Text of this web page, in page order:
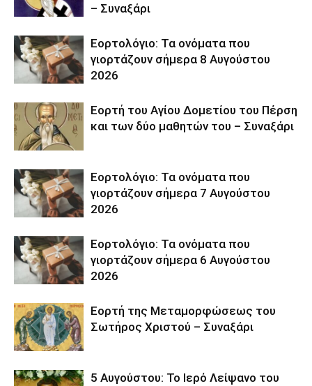
– Συναξάρι
Εορτολόγιο: Τα ονόματα που
γιορτάζουν σήμερα 8 Αυγούστου
2026
Εορτή του Αγίου Δομετίου του Πέρση
και των δύο μαθητών του – Συναξάρι
Εορτολόγιο: Τα ονόματα που
γιορτάζουν σήμερα 7 Αυγούστου
2026
Εορτολόγιο: Τα ονόματα που
γιορτάζουν σήμερα 6 Αυγούστου
2026
Εορτή της Μεταμορφώσεως του
Σωτήρος Χριστού – Συναξάρι
5 Αυγούστου: Το Ιερό Λείψανο του